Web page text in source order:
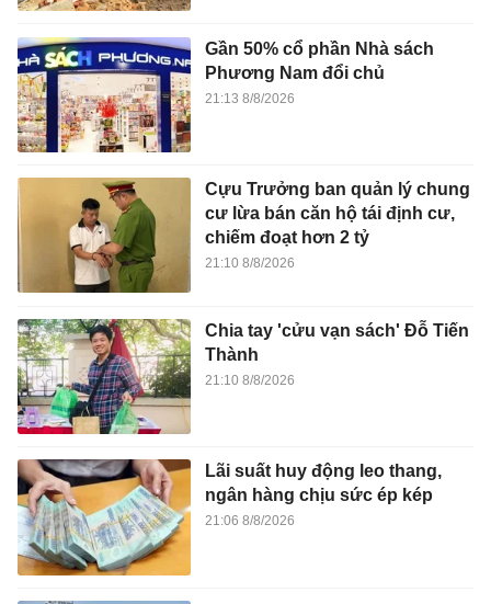
Gần 50% cổ phần Nhà sách
Phương Nam đổi chủ
21:13 8/8/2026
Cựu Trưởng ban quản lý chung
cư lừa bán căn hộ tái định cư,
chiếm đoạt hơn 2 tỷ
21:10 8/8/2026
Chia tay 'cửu vạn sách' Đỗ Tiến
Thành
21:10 8/8/2026
Lãi suất huy động leo thang,
ngân hàng chịu sức ép kép
21:06 8/8/2026